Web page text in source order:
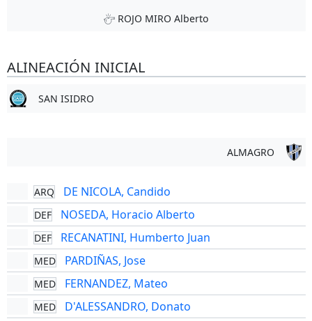
ROJO MIRO Alberto
ALINEACIÓN INICIAL
SAN ISIDRO
ALMAGRO
ARQ DE NICOLA, Candido
DEF NOSEDA, Horacio Alberto
DEF RECANATINI, Humberto Juan
MED PARDIÑAS, Jose
MED FERNANDEZ, Mateo
MED D'ALESSANDRO, Donato